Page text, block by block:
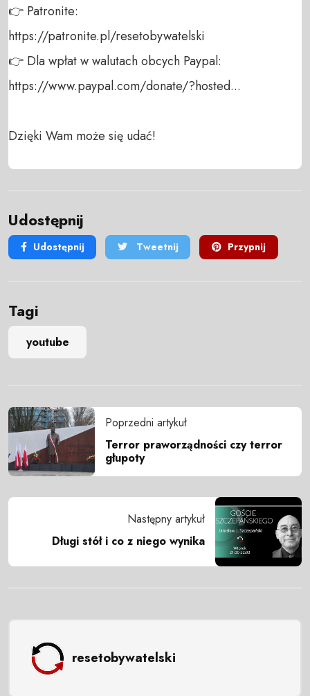
👉 Patronite:
https://patronite.pl/resetobywatelski
👉 Dla wpłat w walutach obcych Paypal:
https://www.paypal.com/donate/?hosted...
Dzięki Wam może się udać!
Udostępnij
Udostępnij Tweetnij Przypnij
Tagi
youtube
Poprzedni artykuł
Terror praworządności czy terror
głupoty
Następny artykuł
Długi stół i co z niego wynika
resetobywatelski